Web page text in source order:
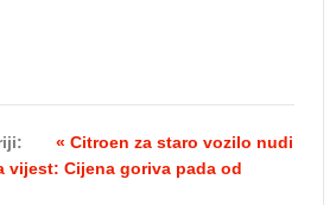
« Citroen za staro vozilo nudi
vijest: Cijena goriva pada od